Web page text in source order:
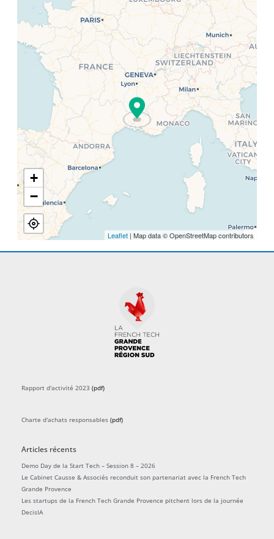
+
−
Leaflet| Map data © OpenStreetMap contributors
Rapport d'activité 2023 (pdf)
Charte d'achats responsables (pdf)
Articles récents
Demo Day de la Start Tech – Session 8 – 2026
Le Cabinet Causse & Associés reconduit son partenariat avec la French Tech
Grande Provence
Les startups de la French Tech Grande Provence pitchent lors de la journée
DecisIA